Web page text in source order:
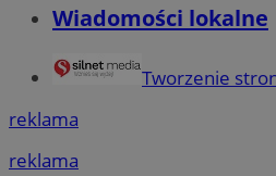
Wiadomości lokalne
Tworzenie
reklama
reklama